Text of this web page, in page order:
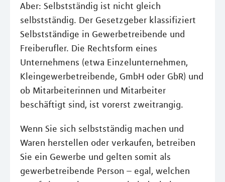
Aber: Selbstständig ist nicht gleich
selbstständig. Der Gesetzgeber klassifiziert
Selbstständige in Gewerbetreibende und
Freiberufler. Die Rechtsform eines
Unternehmens (etwa Einzelunternehmen,
Kleingewerbetreibende, GmbH oder GbR) und
ob Mitarbeiterinnen und Mitarbeiter
beschäftigt sind, ist vorerst zweitrangig.
Wenn Sie sich selbstständig machen und
Waren herstellen oder verkaufen, betreiben
Sie ein Gewerbe und gelten somit als
gewerbetreibende Person – egal, welchen